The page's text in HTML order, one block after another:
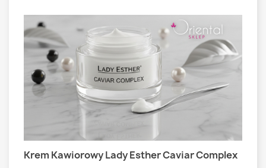
Krem Kawiorowy Lady Esther Caviar Complex